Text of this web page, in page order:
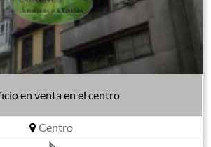
en venta en el centro
Centro